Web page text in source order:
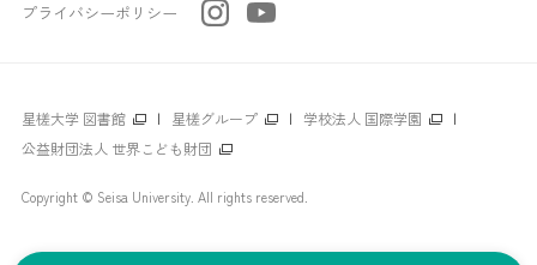
プライバシーポリシー
星槎大学 図書館 | 星槎グループ | 学校法人 国際学園
|
公益財団法人 世界こども財団
Copyright © Seisa University. All rights reserved.